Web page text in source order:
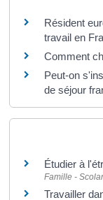
Résident
travail en
Comment
Peut-on
de séjour
Étudier à
Famille -
Travailler